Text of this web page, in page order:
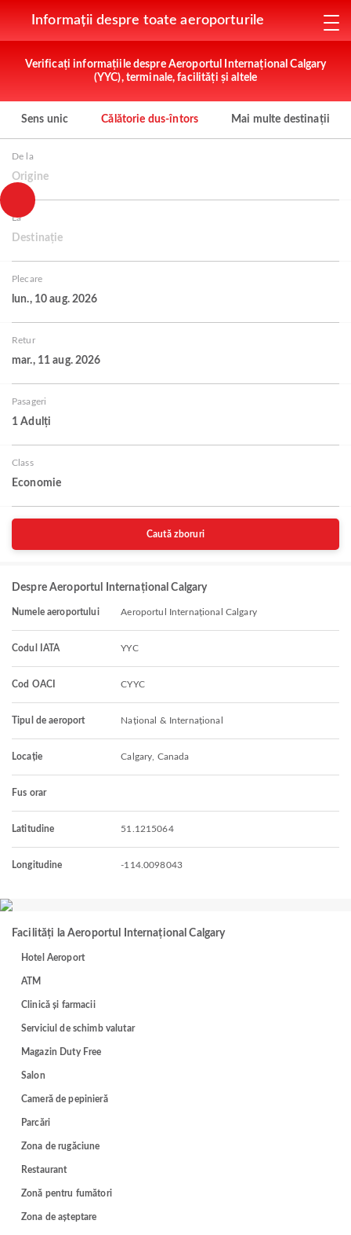
Informații despre toate aeroporturile
Verificați informațiile despre Aeroportul Internațional Calgary
(YYC), terminale, facilități și altele
Sens unic Călătorie dus-întors Mai multe destinații
De la
Origine
La
Destinație
Plecare
lun., 10 aug. 2026
Retur
mar., 11 aug. 2026
Pasageri
1 Adulți
Class
Economie
Caută zboruri
Despre Aeroportul Internațional Calgary
Numele aeroportului Aeroportul Internațional Calgary
Codul IATA YYC
Cod OACI CYYC
Tipul de aeroport Național & Internațional
Locație Calgary, Canada
Fus orar
Latitudine 51.1215064
Longitudine -114.0098043
Facilități la Aeroportul Internațional Calgary
Hotel Aeroport
ATM
Clinică și farmacii
Serviciul de schimb valutar
Magazin Duty Free
Salon
Cameră de pepinieră
Parcări
Zona de rugăciune
Restaurant
Zonă pentru fumători
Zona de așteptare